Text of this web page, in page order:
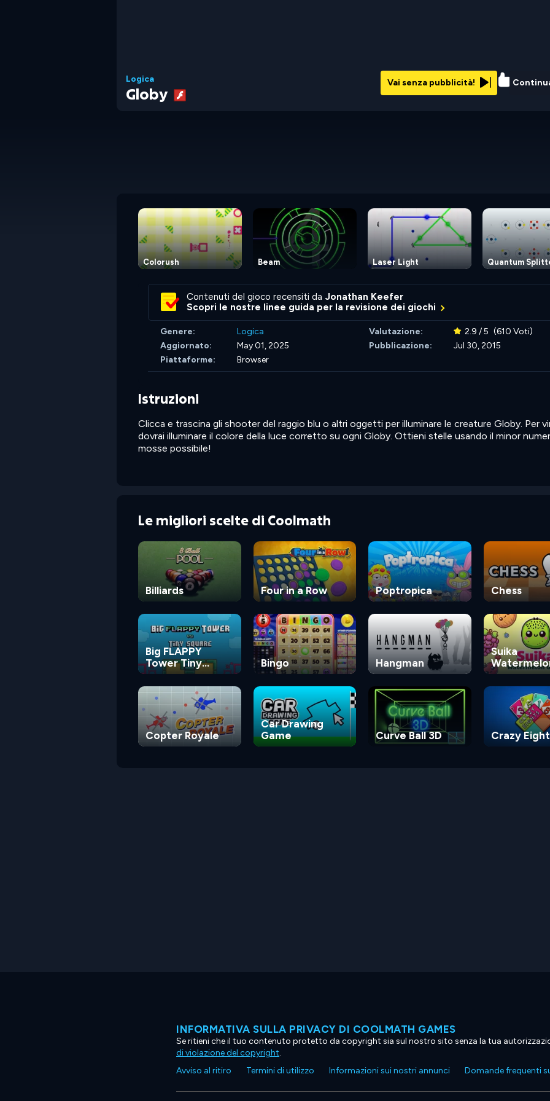
Vai senza pubblicità!
Logica 48%
Globy
Colorush Beam Laser Light Quantum
Contenuti del gioco recensiti da Jonathan Keefer
Scopri le nostre linee guida per la revisione dei giochi
Genere: Logica Valutazione: 2.9 / 5 (610 Voti)
Aggiornato:
May 01, 2025 Pubblicazione:
Jul 30, 2015
Piattaforme:
Browser
Istruzioni
Clicca e trascina gli shooter del raggio blu o altri oggetti per illuminare le creature Globy. Per
dovrai illuminare il colore della luce corretto su ogni Globy. Ottieni stelle usando il minor
mosse possibile!
Le migliori scelte di Coolmath
Billiards Four in a Row Poptropica Chess
Big FLAPPY
Tower Tiny
Square
Bingo Hangman
Suika
Game
Copter Royale
Car Drawing
Game
Curve Ball 3D Crazy
INFORMATIVA SULLA PRIVACY DI COOLMATH GAMES
Se ritieni che il tuo contenuto protetto da copyright sia sul nostro sito senza la tua
di violazione del copyright.
Avviso al ritiro
Termini di utilizzo Informazioni sui nostri annunci Domande frequenti